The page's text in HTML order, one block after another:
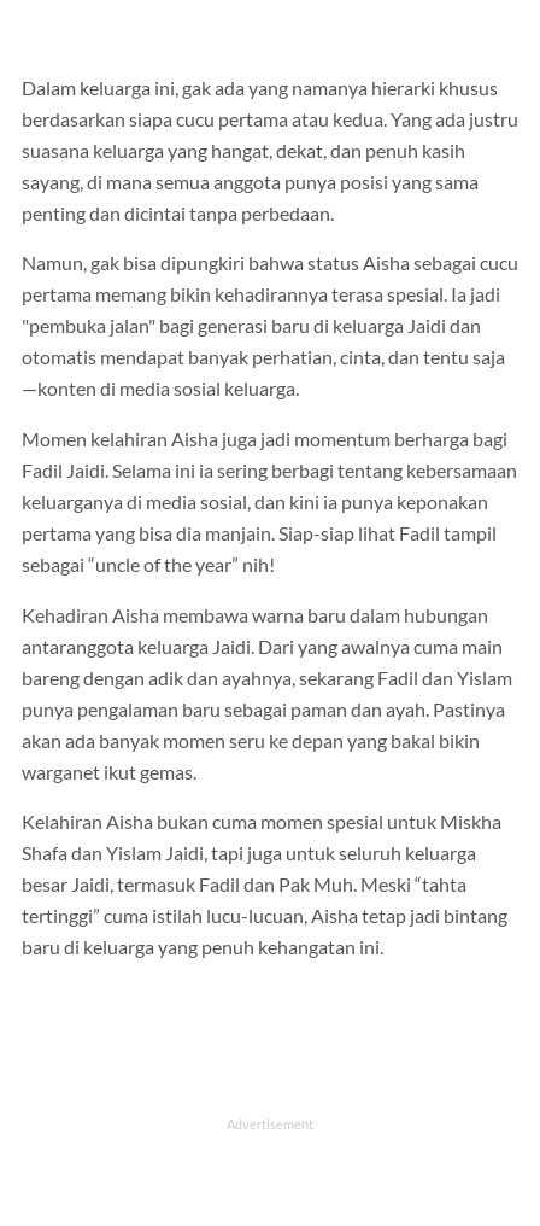
Dalam keluarga ini, gak ada yang namanya hierarki khusus
berdasarkan siapa cucu pertama atau kedua. Yang ada justru
suasana keluarga yang hangat, dekat, dan penuh kasih
sayang, di mana semua anggota punya posisi yang sama
penting dan dicintai tanpa perbedaan.
Namun, gak bisa dipungkiri bahwa status Aisha sebagai cucu
pertama memang bikin kehadirannya terasa spesial. Ia jadi
"pembuka jalan" bagi generasi baru di keluarga Jaidi dan
otomatis mendapat banyak perhatian, cinta, dan tentu saja
—konten di media sosial keluarga.
Momen kelahiran Aisha juga jadi momentum berharga bagi
Fadil Jaidi. Selama ini ia sering berbagi tentang kebersamaan
keluarganya di media sosial, dan kini ia punya keponakan
pertama yang bisa dia manjain. Siap-siap lihat Fadil tampil
sebagai “uncle of the year” nih!
Kehadiran Aisha membawa warna baru dalam hubungan
antaranggota keluarga Jaidi. Dari yang awalnya cuma main
bareng dengan adik dan ayahnya, sekarang Fadil dan Yislam
punya pengalaman baru sebagai paman dan ayah. Pastinya
akan ada banyak momen seru ke depan yang bakal bikin
warganet ikut gemas.
Kelahiran Aisha bukan cuma momen spesial untuk Miskha
Shafa dan Yislam Jaidi, tapi juga untuk seluruh keluarga
besar Jaidi, termasuk Fadil dan Pak Muh. Meski “tahta
tertinggi” cuma istilah lucu-lucuan, Aisha tetap jadi bintang
baru di keluarga yang penuh kehangatan ini.